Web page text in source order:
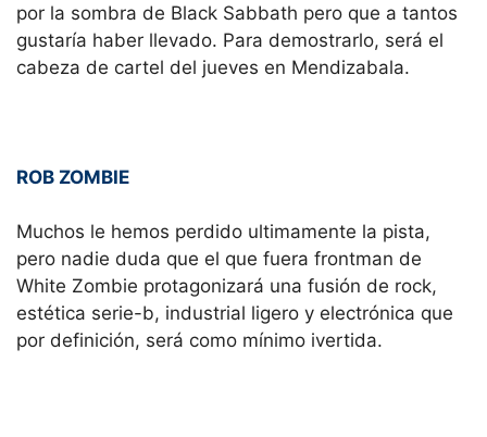
por la sombra de Black Sabbath pero que a tantos
gustaría haber llevado. Para demostrarlo, será el
cabeza de cartel del jueves en Mendizabala.
ROB ZOMBIE
Muchos le hemos perdido ultimamente la pista,
pero nadie duda que el que fuera frontman de
White Zombie protagonizará una fusión de rock,
estética serie-b, industrial ligero y electrónica que
por definición, será como mínimo ivertida.